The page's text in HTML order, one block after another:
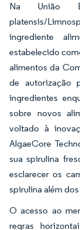
Na União
platensis/
ingrediente
estabelecido
alimentos da
de autorização
ingredientes
sobre novos
voltado à
AlgaeCore
sua spirulina
esclarecer os
spirulina além
O acesso ao
regras